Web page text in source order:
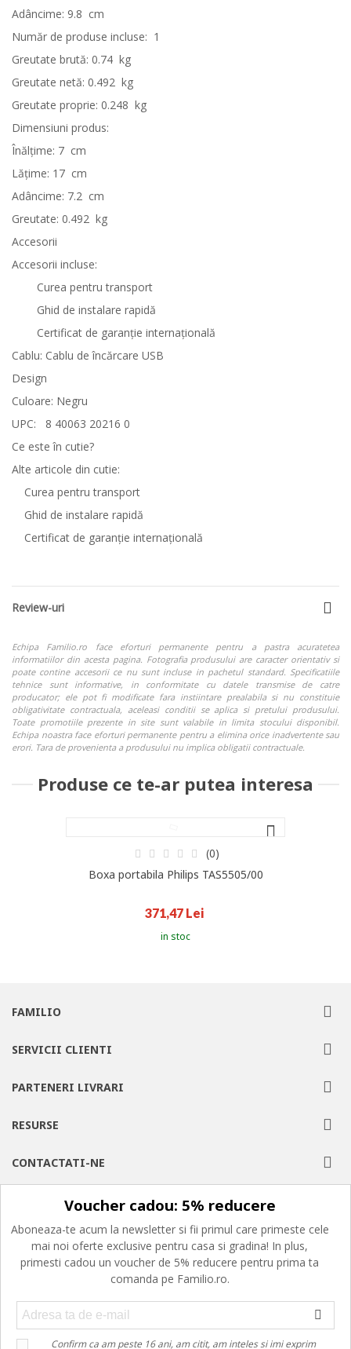
Adâncime: 9.8 cm
Număr de produse incluse: 1
Greutate brută: 0.74 kg
Greutate netă: 0.492 kg
Greutate proprie: 0.248 kg
Dimensiuni produs:
Înălţime: 7 cm
Lăţime: 17 cm
Adâncime: 7.2 cm
Greutate: 0.492 kg
Accesorii
Accesorii incluse:
Curea pentru transport
Ghid de instalare rapidă
Certificat de garanţie internaţională
Cablu: Cablu de încărcare USB
Design
Culoare: Negru
UPC:
8 40063 20216 0
Ce este în cutie?
Alte articole din cutie:
Curea pentru transport
Ghid de instalare rapidă
Certificat de garanţie internaţională
Review-uri
Echipa Familio.ro face eforturi permanente pentru a pastra acuratetea
informatiilor din acesta pagina. Fotografia produsului are caracter orientativ si
poate contine accesorii ce nu sunt incluse in pachetul standard. Specificatiile
tehnice sunt informative, in conformitate cu datele transmise de catre
producator; ele pot fi modificate fara instiintare prealabila si nu constituie
obligativitate contractuala, aceleasi conditii se aplica si pretului produsului.
Toate promotiile prezente in site sunt valabile in limita stocului disponibil.
Echipa noastra face eforturi permanente pentru a elimina orice inadvertente sau
erori. Tara de provenienta a produsului nu implica obligatii contractuale.
Produse ce te-ar putea interesa
(0)
Boxa portabila Philips TAS5505/00
371,47 Lei
in stoc
FAMILIO
SERVICII CLIENTI
PARTENERI LIVRARI
RESURSE
CONTACTATI-NE
Voucher cadou: 5% reducere
Aboneaza-te acum la newsletter si fii primul care primeste cele
mai noi oferte exclusive pentru casa si gradina! In plus,
primesti cadou un voucher de 5% reducere pentru prima ta
comanda pe Familio.ro.
Confirm ca am peste 16 ani, am citit, am inteles si imi exprim